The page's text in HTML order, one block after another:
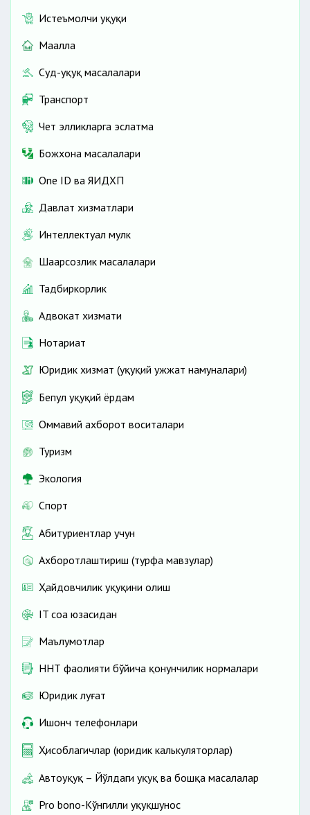
Истеъмолчи ҳуқуқи
Маҳалла
Суд-ҳуқуқ масалалари
Транспорт
Чет элликларга эслатма
Божхона масалалари
One ID ва ЯИДХП
Давлат хизматлари
Интеллектуал мулк
Шаҳарсозлик масалалари
Тадбиркорлик
Адвокат хизмати
Нотариат
Юридик хизмат (ҳуқуқий ҳужжат намуналари)
Бепул ҳуқуқий ёрдам
Оммавий ахборот воситалари
Туризм
Экология
Спорт
Абитуриентлар учун
Ахборотлаштириш (турфа мавзулар)
Ҳайдовчилик ҳуқуқини олиш
IT соҳа юзасидан
Маълумотлар
ННТ фаолияти бўйича қонунчилик нормалари
Юридик луғат
Ишонч телефонлари
Ҳисоблагичлар (юридик калькуляторлар)
Автоҳуқуқ – Йўлдаги ҳуқуқ ва бошқа масалалар
Pro bono-Кўнгилли ҳуқуқшунос